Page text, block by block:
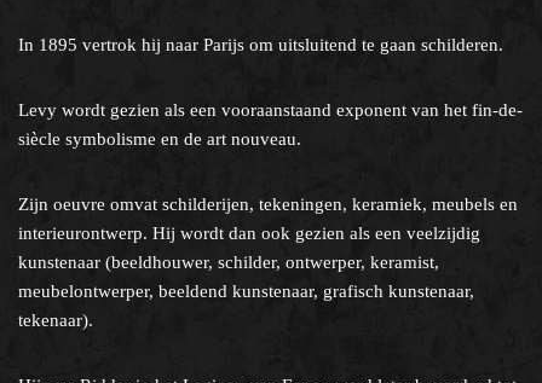
In 1895 vertrok hij naar Parijs om uitsluitend te gaan schilderen.
Levy wordt gezien als een vooraanstaand exponent van het fin-de-
siècle symbolisme en de art nouveau.
Zijn oeuvre omvat schilderijen, tekeningen, keramiek, meubels en
interieurontwerp. Hij wordt dan ook gezien als een veelzijdig
kunstenaar (beeldhouwer, schilder, ontwerper, keramist,
meubelontwerper, beeldend kunstenaar, grafisch kunstenaar,
tekenaar).